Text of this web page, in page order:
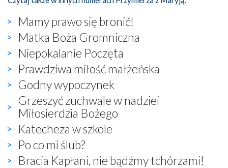
Mamy prawo się bronić!
Matka Boża Gromniczna
Niepokalanie Poczęta
Prawdziwa miłość małżeńska
Godny wypoczynek
Grzeszyć zuchwale w nadziei
Miłosierdzia Bożego
Katecheza w szkole
Po co mi ślub?
Bracia Kapłani, nie bądźmy tchórzami!